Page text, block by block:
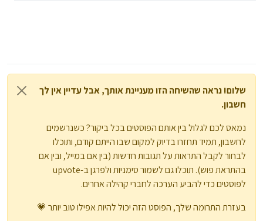
שלום! נראה שהשיחה הזו מעניינת אותך, אבל עדיין אין לך
חשבון.
נמאס לכם לגלול בין אותם הפוסטים בכל ביקור? כשנרשמים
לחשבון, תמיד תחזרו בדיוק למקום שבו הייתם קודם, ותוכלו
לבחור לקבל התראות על תגובות חדשות (בין אם במייל, ובין אם
בהתראת פוש). תוכלו גם לשמור סימניות ולפרגן ב-upvote
לפוסטים כדי להביע הערכה לחברי קהילה אחרים.
בעזרת התרומה שלך, הפוסט הזה יכול להיות אפילו טוב יותר 💗